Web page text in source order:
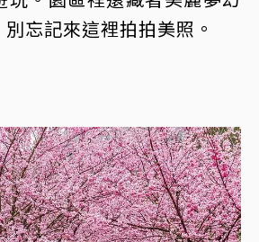
別忘記來這裡拍拍美照。